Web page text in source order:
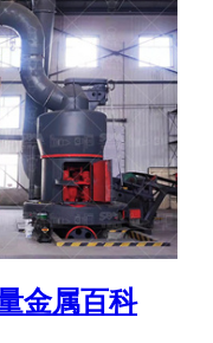
金属百科